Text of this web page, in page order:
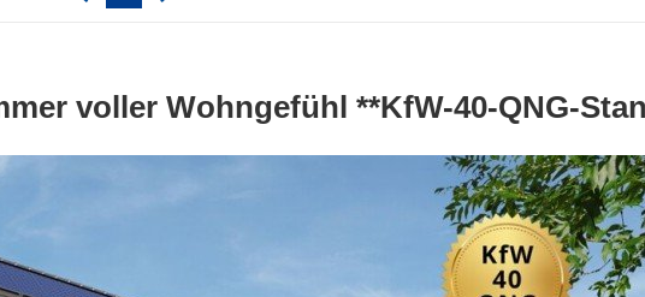
voller Wohngefühl **KfW-40-QNG-